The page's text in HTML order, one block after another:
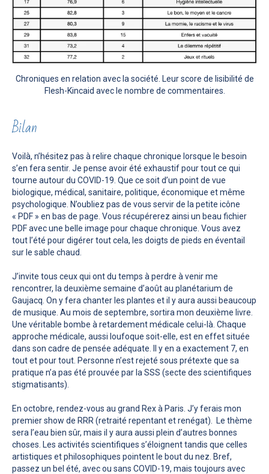
Chroniques en relation avec la société. Leur score de lisibilité de
Flesh-Kincaid avec le nombre de commentaires.
Bilan
Voilà, n’hésitez pas à relire chaque chronique lorsque le besoin
s’en fera sentir. Je pense avoir été exhaustif pour tout ce qui
tourne autour du COVID-19. Que ce soit d’un point de vue
biologique, médical, sanitaire, politique, économique et même
psychologique. N’oubliez pas de vous servir de la petite icône
« PDF » en bas de page. Vous récupérerez ainsi un beau fichier
PDF avec une belle image pour chaque chronique. Vous avez
tout l’été pour digérer tout cela, les doigts de pieds en éventail
sur le sable chaud.
J’invite tous ceux qui ont du temps à perdre à venir me
rencontrer, la deuxième semaine d’août au planétarium de
Gaujacq. On y fera chanter les plantes et il y aura aussi beaucoup
de musique. Au mois de septembre, sortira mon deuxième livre.
Une véritable bombe à retardement médicale celui-là. Chaque
approche médicale, aussi loufoque soit-elle, est en effet située
dans son cadre de pensée adéquate. Il y en a exactement 7, en
tout et pour tout. Personne n’est rejeté sous prétexte que sa
pratique n’a pas été prouvée par la SSS (secte des scientifiques
stigmatisants).
En octobre, rendez-vous au grand Rex à Paris. J’y ferais mon
premier show de RRR (retraité repentant et renégat). Le thème
sera l’eau bien sûr, mais il y aura aussi plein d’autres bonnes
choses. Les activités scientifiques s’éloignent tandis que celles
artistiques et philosophiques pointent le bout du nez. Bref,
passez un bel été, avec ou sans COVID-19, mais toujours avec